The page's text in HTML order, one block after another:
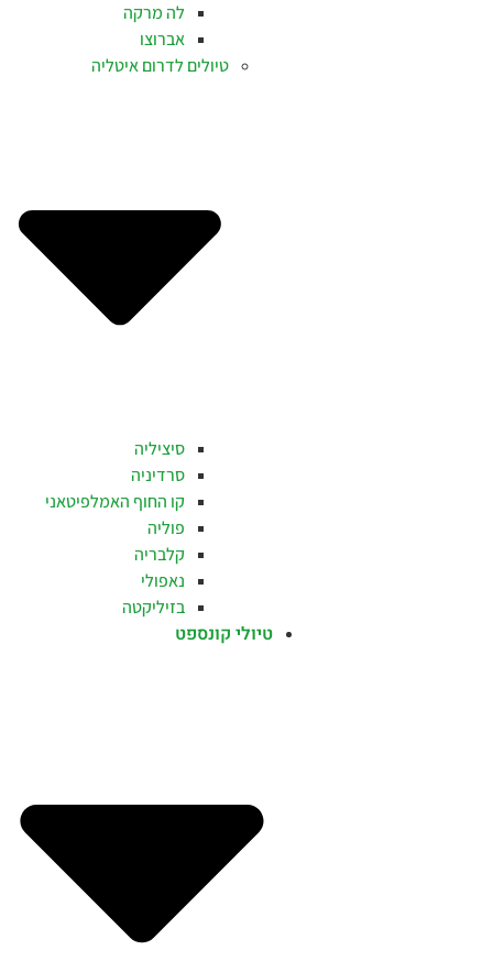
לה מרקה
אברוצו
טיולים לדרום איטליה
סיציליה
סרדיניה
קו החוף האמלפיטאני
פוליה
קלבריה
נאפולי
בזיליקטה
טיולי קונספט